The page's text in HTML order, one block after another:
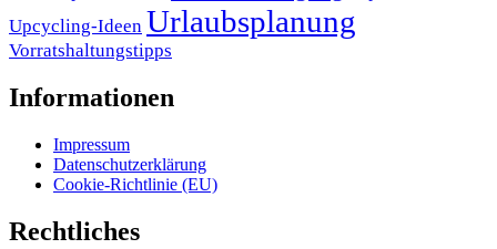
Upcycling-Ideen Urlaubsplanung
Vorratshaltungstipps
Informationen
Impressum
Datenschutzerklärung
Cookie-Richtlinie (EU)
Rechtliches